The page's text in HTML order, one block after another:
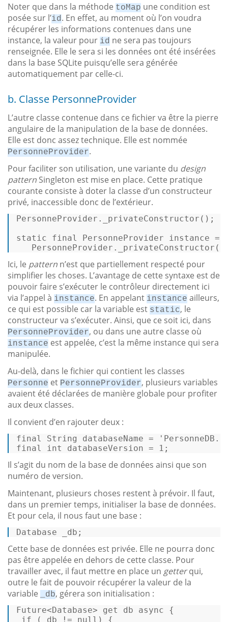
Noter que dans la méthode toMap une condition est
posée sur l’id. En effet, au moment où l’on voudra
récupérer les informations contenues dans une
instance, la valeur pour id ne sera pas toujours
renseignée. Elle le sera si les données ont été insérées
dans la base SQLite puisqu’elle sera générée
automatiquement par celle-ci.
b. Classe PersonneProvider
L’autre classe contenue dans ce fichier va être la pierre
angulaire de la manipulation de la base de données.
Elle est donc assez technique. Elle est nommée
PersonneProvider.
Pour faciliter son utilisation, une variante du design
pattern Singleton est mise en place. Cette pratique
courante consiste à doter la classe d’un constructeur
privé, inaccessible donc de l’extérieur.
PersonneProvider._privateConstructor();
static
final PersonneProvider instance =
Ici, le pattern n’est que partiellement respecté pour
simplifier les choses. L’avantage de cette syntaxe est de
pouvoir faire s’exécuter le contrôleur directement ici
via l’appel à instance. En appelant instance ailleurs,
ce qui est possible car la variable est static, le
constructeur va s’exécuter. Ainsi, que ce soit ici, dans
PersonneProvider, ou dans une autre classe où
instance est appelée, c’est la même instance qui sera
manipulée.
Au-delà, dans le fichier qui contient les classes
Personne et PersonneProvider, plusieurs variables
avaient été déclarées de manière globale pour profiter
aux deux classes.
Il convient d’en rajouter deux :
final String databaseName =
final
int databaseVersion = 1 ;
Il s’agit du nom de la base de données ainsi que son
numéro de version.
Maintenant, plusieurs choses restent à prévoir. Il faut,
dans un premier temps, initialiser la base de données.
Et pour cela, il nous faut une base :
Database _db;
Cette base de données est privée. Elle ne pourra donc
pas être appelée en dehors de cette classe. Pour
travailler avec, il faut mettre en place un getterqui,
outre le fait de pouvoir récupérer la valeur de la
variable
_db, gérera son initialisation :
Future<Database> get db async {
if (_db != null ) {